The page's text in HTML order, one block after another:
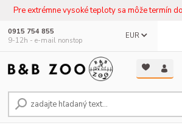
Pre extrémne vysoké teploty sa môže termín
EUR
0915 754 855
9-12h - e-mail nonstop